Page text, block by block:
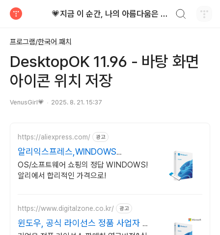
💗지금 이 순간, 나의 아름다움은 가장 빛난다!
프로그램/한국어 패치
DesktopOK 11.96 - 바탕 화면
아이콘 위치 저장
VenusGirl💗 2025. 8. 21. 15:37
https://aliexpress.com/ 광고
알리익스프레스,WINDOWS
Windows 알리에서!
OS/소프트웨어 쇼핑의 정답 WINDOWS!
알리에서 합리적인 가격으로!
https://www.digitalzone.co.kr/ 광고
윈도우, 공식 라이선스 정품 사업자 전